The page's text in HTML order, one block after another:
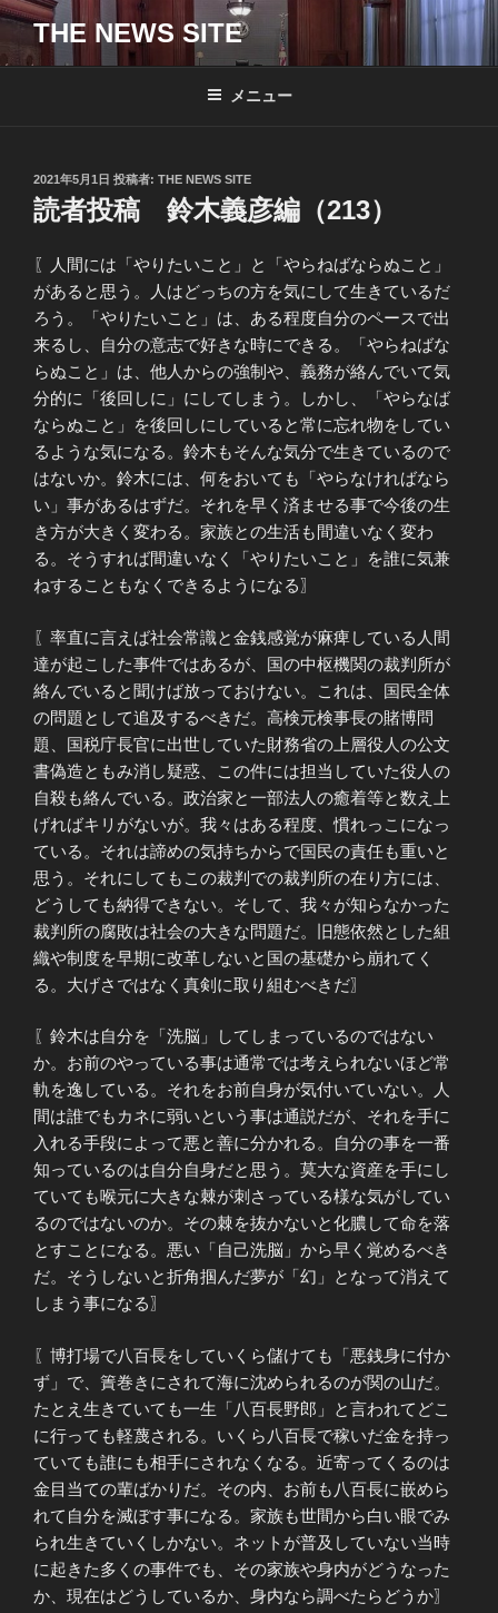
コ
テ
THE NEWS SITE
メニュー
投
稿
日:
2021年5月1日 投稿者: THE NEWS SITE
読者投稿 鈴木義彦編（213）
〖人間には「やりたいこと」と「やらねばならぬこと」
があると思う。人はどっちの方を気にして生きているだ
ろう。「やりたいこと」は、ある程度自分のペースで出
来るし、自分の意志で好きな時にできる。「やらねばな
らぬこと」は、他人からの強制や、義務が絡んでいて気
分的に「後回しに」にしてしまう。しかし、「やらなば
ならぬこと」を後回しにしていると常に忘れ物をしてい
るような気になる。鈴木もそんな気分で生きているので
はないか。鈴木には、何をおいても「やらなければなら
い」事があるはずだ。それを早く済ませる事で今後の生
き方が大きく変わる。家族との生活も間違いなく変わ
る。そうすれば間違いなく「やりたいこと」を誰に気兼
ねすることもなくできるようになる〗
〖率直に言えば社会常識と金銭感覚が麻痺している人間
達が起こした事件ではあるが、国の中枢機関の裁判所が
絡んでいると聞けば放っておけない。これは、国民全体
の問題として追及するべきだ。高検元検事長の賭博問
題、国税庁長官に出世していた財務省の上層役人の公文
書偽造ともみ消し疑惑、この件には担当していた役人の
自殺も絡んでいる。政治家と一部法人の癒着等と数え上
げればキリがないが。我々はある程度、慣れっこになっ
ている。それは諦めの気持ちからで国民の責任も重いと
思う。それにしてもこの裁判での裁判所の在り方には、
どうしても納得できない。そして、我々が知らなかった
裁判所の腐敗は社会の大きな問題だ。旧態依然とした組
織や制度を早期に改革しないと国の基礎から崩れてく
る。大げさではなく真剣に取り組むべきだ〗
〖鈴木は自分を「洗脳」してしまっているのではない
か。お前のやっている事は通常では考えられないほど常
軌を逸している。それをお前自身が気付いていない。人
間は誰でもカネに弱いという事は通説だが、それを手に
入れる手段によって悪と善に分かれる。自分の事を一番
知っているのは自分自身だと思う。莫大な資産を手にし
ていても喉元に大きな棘が刺さっている様な気がしてい
るのではないのか。その棘を抜かないと化膿して命を落
とすことになる。悪い「自己洗脳」から早く覚めるべき
だ。そうしないと折角掴んだ夢が「幻」となって消えて
しまう事になる〗
〖博打場で八百長をしていくら儲けても「悪銭身に付か
ず」で、簀巻きにされて海に沈められるのが関の山だ。
たとえ生きていても一生「八百長野郎」と言われてどこ
に行っても軽蔑される。いくら八百長で稼いだ金を持っ
ていても誰にも相手にされなくなる。近寄ってくるのは
金目当ての輩ばかりだ。その内、お前も八百長に嵌めら
れて自分を滅ぼす事になる。家族も世間から白い眼でみ
られ生きていくしかない。ネットが普及していない当時
に起きた多くの事件でも、その家族や身内がどうなった
か、現在はどうしているか、身内なら調べたらどうか〗